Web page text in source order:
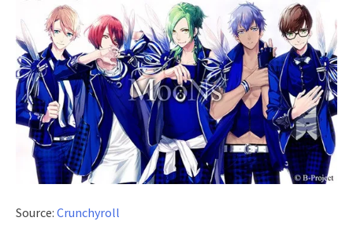
Source: Crunchyroll